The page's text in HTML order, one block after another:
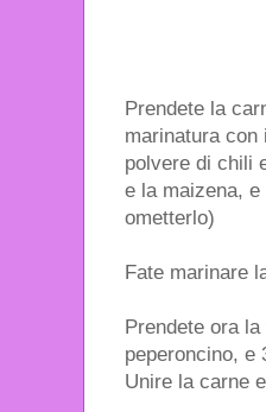
Prendete la
marinatura
polvere di chili
e la maizena,
ometterlo)
Fate marinare
Prendete ora
peperoncino, e
Unire la carne